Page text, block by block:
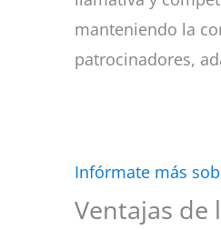
manteniendo la
patrocinadores,
Infórmate más
Ventajas de